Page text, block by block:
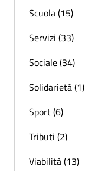
Scuola (15)
Servizi (33)
Sociale (34)
Solidarietà (1)
Sport (6)
Tributi (2)
Viabilità (13)